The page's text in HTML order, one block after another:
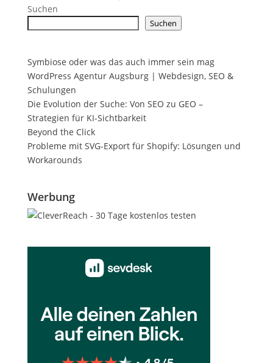
Suchen
Suchen
Symbiose oder was das auch immer sein mag
WordPress Agentur Augsburg | Webdesign, SEO &
Schulungen
Die Evolution der Suche: Von SEO zu GEO –
Strategien für KI-Sichtbarkeit
Beyond the Click
Probleme mit SVG-Export für Shopify: Lösungen und
Workarounds
Werbung